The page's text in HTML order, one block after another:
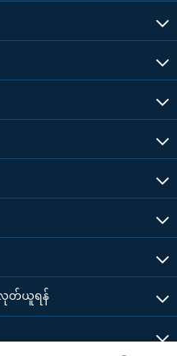
လုတ်ယူရန်